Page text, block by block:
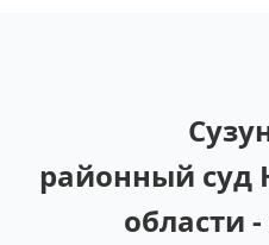
районный суд
области